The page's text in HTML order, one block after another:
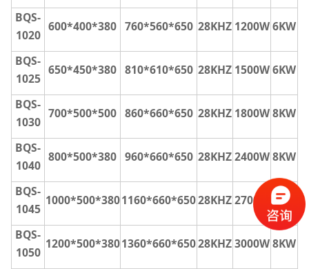
BQS-
1020
600*400*380 760*560*650 28KHZ 1200W 6KW
BQS-
1025
650*450*380 810*610*650 28KHZ 1500W 6KW
BQS-
1030
700*500*500 860*660*650 28KHZ 1800W 8KW
BQS-
1040
800*500*380 960*660*650 28KHZ2400W 8KW
BQS-
1045
1000*500*3801160*660*65028KHZ2700W 8KW
BQS-
1050
1200*500*3801360*660*65028KHZ3000W 8KW